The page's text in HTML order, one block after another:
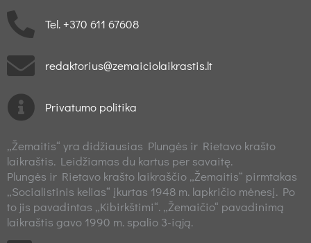
Tel. +370 611 67608
redaktorius@zemaiciolaikrastis.lt
Privatumo politika
„Žemaitis“ yra didžiausias Plungės ir Rietavo krašto
laikraštis. Leidžiamas du kartus per savaitę.
Plungės ir Rietavo krašto laikraščio „Žemaitis“ pirmtakas
„Socialistinis kelias“ įkurtas 1948 m. lapkričio mėnesį. Po
to jis pavadintas „Kibirkštimi“. „Žemaičio“ pavadinimą
laikraštis gavo 1990 m. spalio 3-iąją.